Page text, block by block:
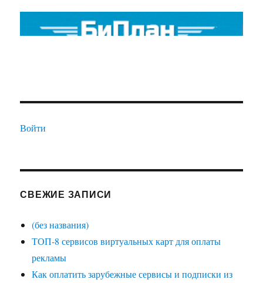
Войти
СВЕЖИЕ ЗАПИСИ
(без названия)
ТОП-8 сервисов виртуальных карт для оплаты
рекламы
Как оплатить зарубежные сервисы и подписки из